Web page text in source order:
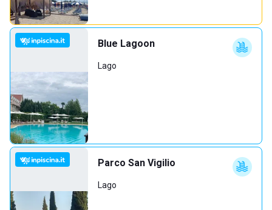
Blue Lagoon
Lago
Parco San Vigilio
Lago